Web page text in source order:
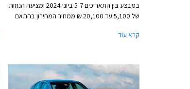
במבצע בין התאריכים 5-7 ביוני 2024 ומציעה הנחות
של 5,100 עד 20,100 ₪ ממחיר המחירון בהתאם
אאודי ברחבי הארץ.
קרא עוד